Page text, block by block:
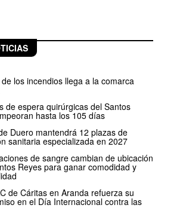
los incendios llega a la comarca
de espera quirúrgicas del Santos
hasta los 105 días
Duero mantendrá 12 plazas de
sanitaria especializada en 2027
de sangre cambian de ubicación
Reyes para ganar comodidad y
de Cáritas en Aranda refuerza su
en el Día Internacional contra las